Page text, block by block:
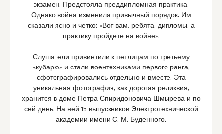
экзамен. Предстояла преддипломная практика.
Однако война изменила привычный порядок. Им
сказали ясно и четко: «Вот вам, ребята, дипломы, а
практику пройдете на войне».
Слушатели привинтили к петлицам по третьему
«кубарю» и стали воентехниками первого ранга,
сфотографировались отдельно и вместе. Эта
уникальная фотография, как дорогая реликвия,
хранится в доме Петра Спиридоновича Шмырева и по
сей день. На ней 15 выпускников Электротехнической
академии имени С. М. Буденного.